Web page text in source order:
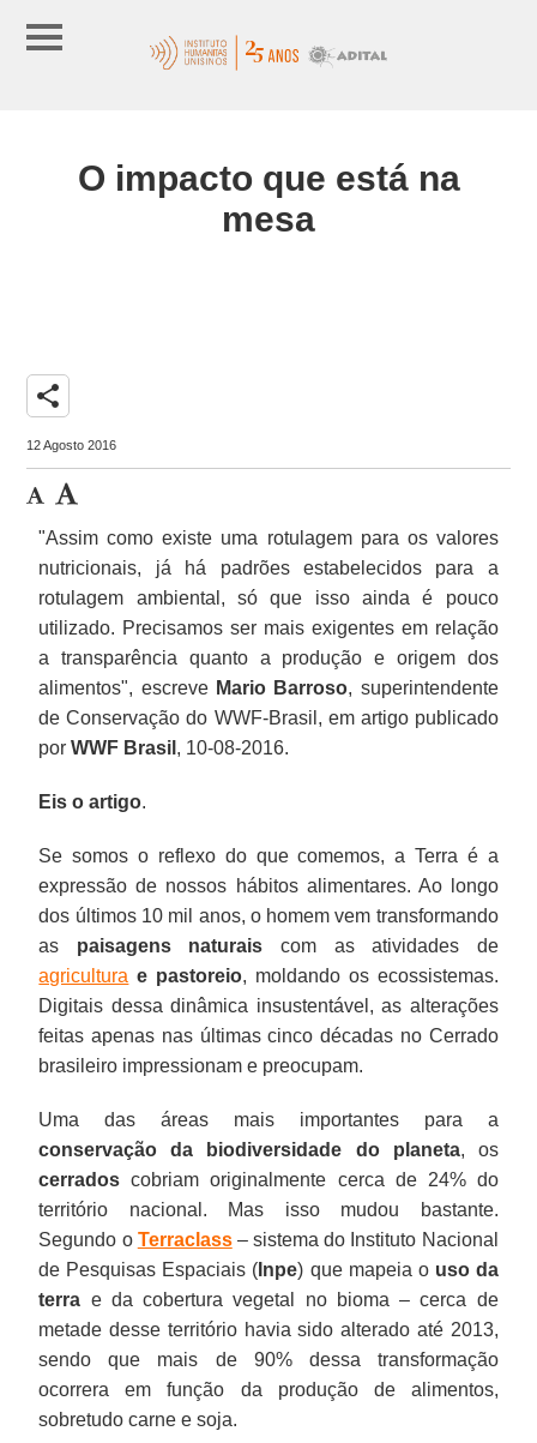
O impacto que está na
mesa
share
12 Agosto 2016
"Assim como existe uma rotulagem para os valores
nutricionais, já há padrões estabelecidos para a
rotulagem ambiental, só que isso ainda é pouco
utilizado. Precisamos ser mais exigentes em relação
a transparência quanto a produção e origem dos
alimentos", escreve Mario Barroso, superintendente
de Conservação do WWF-Brasil, em artigo publicado
porWWF Brasil , 10-08-2016.
Eis o artigo.
Se somos o reflexo do que comemos, a Terra é a
expressão de nossos hábitos alimentares. Ao longo
dos últimos 10 mil anos, o homem vem transformando
as paisagens naturais com as atividades de
agricultura e pastoreio, moldando os ecossistemas.
Digitais dessa dinâmica insustentável, as alterações
feitas apenas nas últimas cinco décadas no Cerrado
brasileiro impressionam e preocupam.
Uma das áreas mais importantes para a
conservação da biodiversidade do planeta, os
cerrados cobriam originalmente cerca de 24% do
território nacional. Mas isso mudou bastante.
Segundo o Terraclass– sistema do Instituto Nacional
de Pesquisas Espaciais ( Inpe) que mapeia o uso da
terra e da cobertura vegetal no bioma – cerca de
metade desse território havia sido alterado até 2013,
sendo que mais de 90% dessa transformação
ocorrera em função da produção de alimentos,
sobretudo carne e soja.